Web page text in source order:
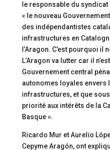
le responsable du
« le nouveau
des indépendantistes
infrastructures en
l’Aragon. C’est pourquoi il
L’Aragon va lutter car il
Gouvernement central
autonomes loyales envers
infrastructures, et que
priorité aux intérêts de la
Basque ».
Ricardo Mur et Aurelio
Cepyme Aragón, ont